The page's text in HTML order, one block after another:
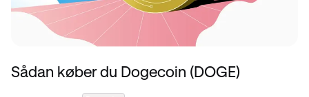
Sådan køber du Dogecoin (DOGE)